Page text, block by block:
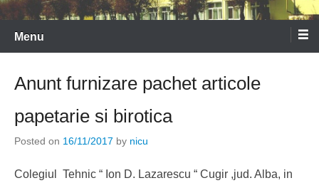
Menu
Anunt furnizare pachet articole
papetarie si birotica
Posted on 16/11/2017 by nicu
Colegiul Tehnic “ Ion D. Lazarescu “ Cugir ,jud. Alba, in